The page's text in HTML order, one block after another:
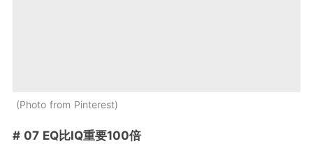
Photo from Pinterest
# 07 EQ比IQ重要100倍